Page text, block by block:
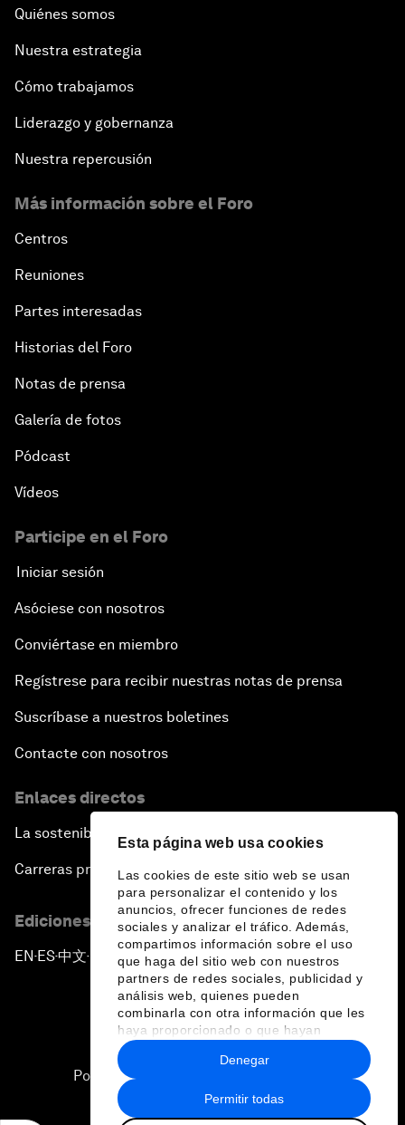
Esta página web usa cookies
Las cookies de este sitio web se usan
para personalizar el contenido y los
anuncios, ofrecer funciones de redes
sociales y analizar el tráfico. Además,
compartimos información sobre el uso
que haga del sitio web con nuestros
partners de redes sociales, publicidad y
análisis web, quienes pueden
combinarla con otra información que les
haya proporcionado o que hayan
recopilado a partir del uso que haya
hecho de sus servicios.
Permitir todas
Denegar
Quiénes somos
Nuestra estrategia
Cómo trabajamos
Liderazgo y gobernanza
Nuestra repercusión
Más información sobre el Foro
Centros
Reuniones
Partes interesadas
Historias del Foro
Notas de prensa
Galería de fotos
Pódcast
Vídeos
Participe en el Foro
Iniciar sesión
Asóciese con nosotros
Conviértase en miembro
Regístrese para recibir nuestras notas de prensa
Suscríbase a nuestros boletines
Contacte con nosotros
Enlaces directos
La sostenibilidad en el Foro
Carreras profesionales
Ediciones en otros idiomas
EN ▪ ES▪中文▪ 日本語
Política de privacidad y normas de uso